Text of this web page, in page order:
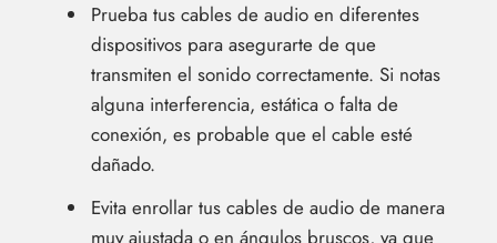
Prueba tus cables de audio en diferentes
dispositivos para asegurarte de que
transmiten el sonido correctamente. Si notas
alguna interferencia, estática o falta de
conexión, es probable que el cable esté
dañado.
Evita enrollar tus cables de audio de manera